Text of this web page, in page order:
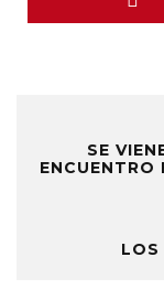
SE
ENCUENTRO
LOS